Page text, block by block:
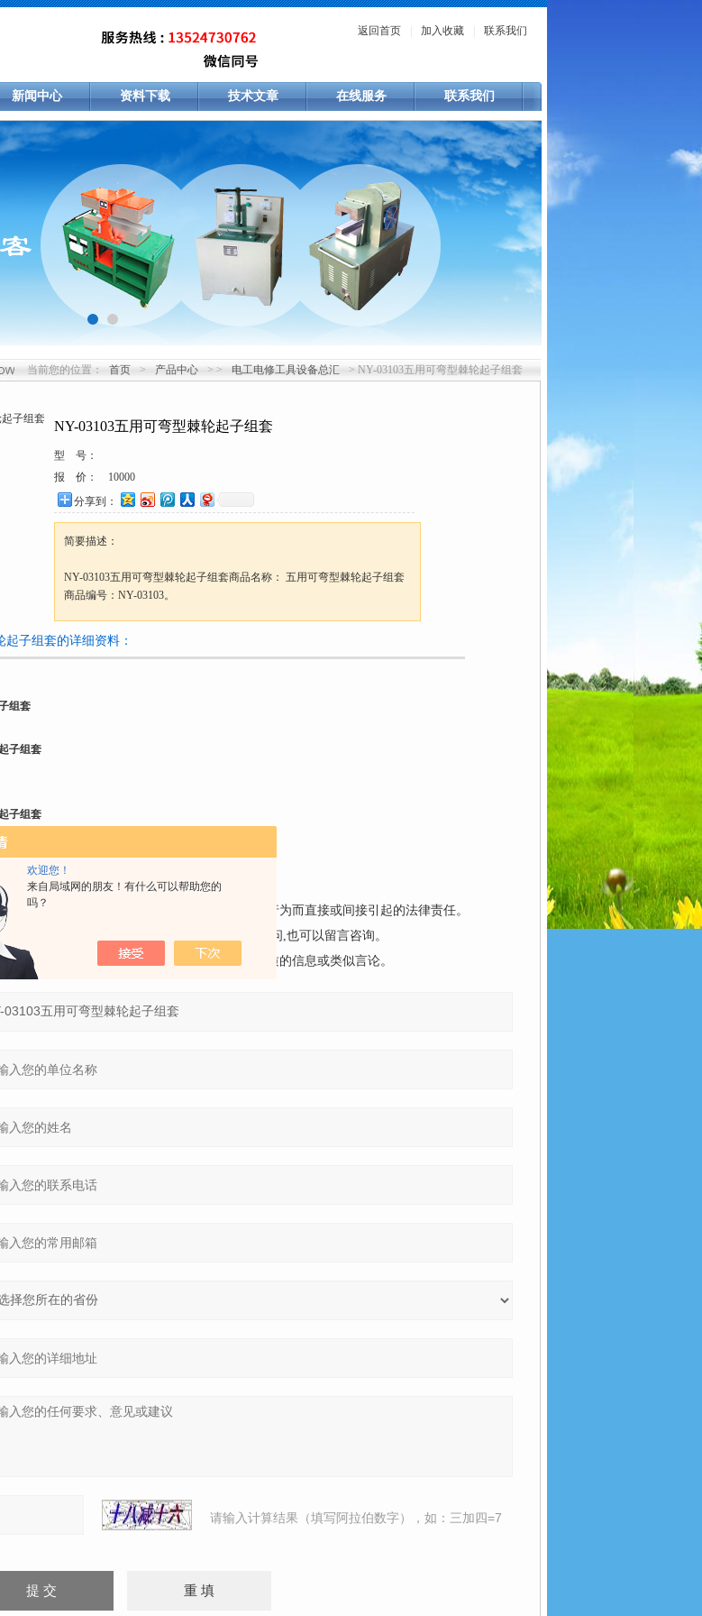
欢迎您！
来自局域网的朋友！有什么可以帮助您的
吗？
返回首页 加入收藏 联系我们
新闻中心 资料下载 技术文章 在线服务 联系我们
当前您的位置： 首页 > 产品中心 > > 电工电修工具设备总汇 > NY-03103五用可弯型棘轮起子组套
NY-03103五用可弯型棘轮起子组套
型 号：
报 价：
10000
分享到：
简要描述：
NY-03103五用可弯型棘轮起子组套商品名称： 五用可弯型棘轮起子组套
商品编号：NY-03103。
起子组套的详细资料：
组套
子组套
子组套
轮起子组套
法律、法规，尊重网上道德，承担一切因您的行为而直接或间接引起的法律责任。
况,不要捏造、诬蔑、造谣。如对产品有任何疑问,也可以留言咨询。
得利用本留言簿发布个人或团体的具有广告性质的信息或类似言论。
请输入计算结果（填写阿拉伯数字），如：三加四=7